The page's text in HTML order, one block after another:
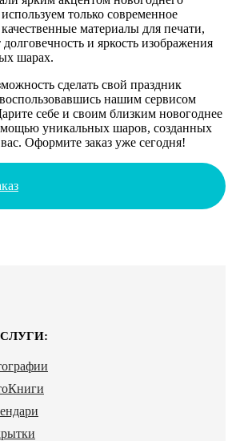
только современное
материалы для печати,
долговечность и яркость изображения
шарах.
сделать свой праздник
нашим сервисом
себе и своим близким новогоднее
уникальных шаров, созданных
Оформите заказ уже сегодня!